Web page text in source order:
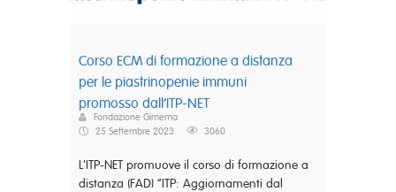
Corso ECM di formazione a distanza
per le piastrinopenie immuni
promosso dall’ITP-NET
Fondazione Gimema
25 Settembre 2023
3060
L'ITP-NET promuove il corso di formazione a
distanza (FAD) “ITP: Aggiornamenti dal